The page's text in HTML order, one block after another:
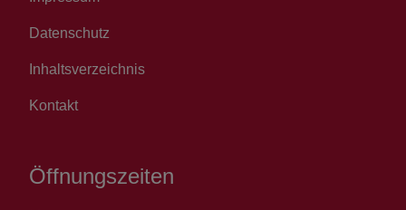
Datenschutz
Inhaltsverzeichnis
Kontakt
Öffnungszeiten